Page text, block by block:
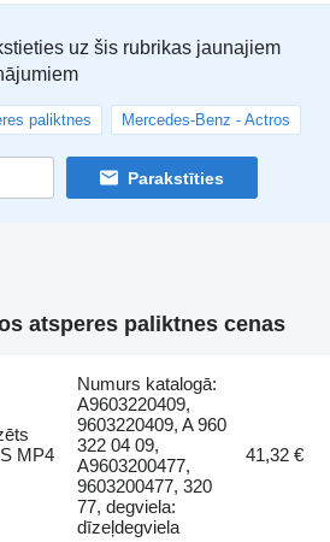
uz šis rubrikas jaunajiem
paliktnes Mercedes-Benz - Actros
Parakstīties
atsperes paliktnes cenas
MP4
Numurs katalogā:
A9603220409,
9603220409, A 960
322 04 09,
A9603200477,
9603200477, 320
77, degviela:
dīzeļdegviela
41,32 €